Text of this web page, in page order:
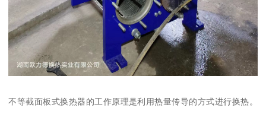
不等截面板式换热器的工作原理是利用热量传导的方式进行换热。